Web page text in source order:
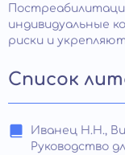
индивидуальные
риски и
Список
Иванец Н.Н.,
Руководство